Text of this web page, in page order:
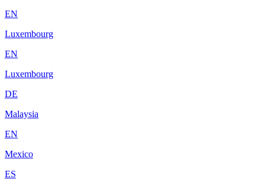
EN
Luxembourg
EN
Luxembourg
DE
Malaysia
EN
Mexico
ES